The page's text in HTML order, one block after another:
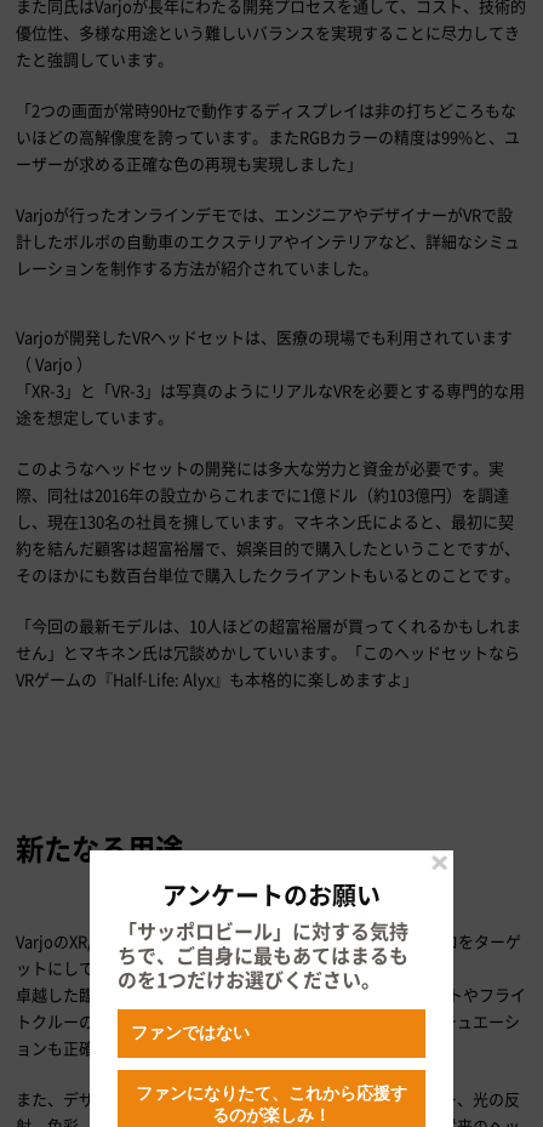
また同氏はVarjoが長年にわたる開発プロセスを通して、コスト、技術的
優位性、多様な用途という難しいバランスを実現することに尽力してき
たと強調しています。
「2つの画面が常時90Hzで動作するディスプレイは非の打ちどころもな
いほどの高解像度を誇っています。またRGBカラーの精度は99%と、ユ
ーザーが求める正確な色の再現も実現しました」
Varjoが行ったオンラインデモでは、エンジニアやデザイナーがVRで設
計したボルボの自動車のエクステリアやインテリアなど、詳細なシミュ
レーションを制作する方法が紹介されていました。
Varjoが開発したVRヘッドセットは、医療の現場でも利用されています
（ Varjo ）
「XR-3」と「VR-3」は写真のようにリアルなVRを必要とする専門的な用
途を想定しています。
このようなヘッドセットの開発には多大な労力と資金が必要です。実
際、同社は2016年の設立からこれまでに1億ドル（約103億円）を調達
し、現在130名の社員を擁しています。マキネン氏によると、最初に契
約を結んだ顧客は超富裕層で、娯楽目的で購入したということですが、
そのほかにも数百台単位で購入したクライアントもいるとのことです。
「今回の最新モデルは、10人ほどの超富裕層が買ってくれるかもしれま
せん」とマキネン氏は冗談めかしていいます。「このヘッドセットなら
VRゲームの『Half-Life: Alyx』も本格的に楽しめますよ」
新たなる用途
VarjoのXR/VRヘッドセットはプロダクトデザイナーなどのプロをターゲ
ットにしています （ Varjo ）
卓越した臨場感を実現するVarjoのヘッドセットは、パイロットやフライ
トクルーのトレーニングやシミュレーションで求められるシチュエーシ
ョンも正確に再現できるといいます。
また、デザインを仕事とするクリエイターなら、テクスチャー、光の反
アンケートのお願い
「サッポロビール」に対する気持
ちで、ご自身に最もあてはまるも
のを1つだけお選びください。
ファンではない
ファンになりたて、これから応援す
るのが楽しみ！